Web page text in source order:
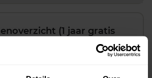
(1 jaar gratis